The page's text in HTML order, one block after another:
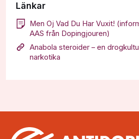
Länkar
Men Oj Vad Du Har Vuxit!
AAS från Dopingjouren)
Anabola steroider – en
narkotika